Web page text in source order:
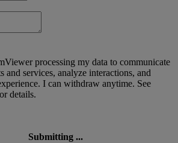
processing my data to communicate
and services, analyze interactions, and
I can withdraw anytime. See
details.
Submitting ...